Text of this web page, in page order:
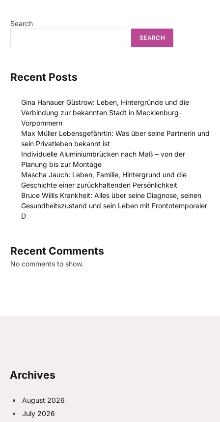
Search
SEARCH
Recent Posts
Gina Hanauer Güstrow: Leben, Hintergründe und die
Verbindung zur bekannten Stadt in Mecklenburg-
Vorpommern
Max Müller Lebensgefährtin: Was über seine Partnerin und
sein Privatleben bekannt ist
Individuelle Aluminiumbrücken nach Maß – von der
Planung bis zur Montage
Mascha Jauch: Leben, Familie, Hintergrund und die
Geschichte einer zurückhaltenden Persönlichkeit
Bruce Willis Krankheit: Alles über seine Diagnose, seinen
Gesundheitszustand und sein Leben mit Frontotemporaler
D
Recent Comments
No comments to show.
Archives
August 2026
July 2026